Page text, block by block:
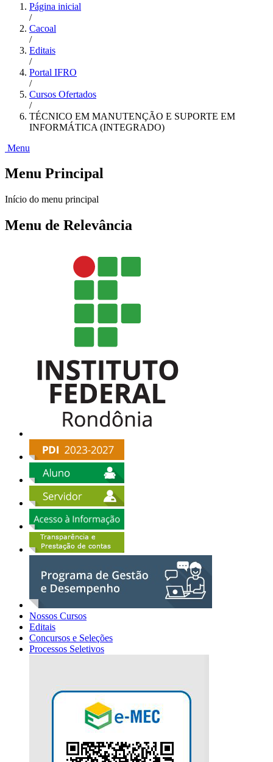
Página inicial
/
Cacoal
/
Editais
/
Portal IFRO
/
Cursos Ofertados
/
TÉCNICO EM MANUTENÇÃO E SUPORTE EM
INFORMÁTICA (INTEGRADO)
Menu
Menu Principal
Início do menu principal
Menu de Relevância
Nossos Cursos
Editais
Concursos e Seleções
Processos Seletivos